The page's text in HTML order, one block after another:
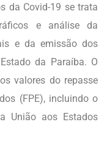
da Covid-19 se trata
e análise da
e da emissão dos
da Paraíba. O
valores do repasse
(FPE), incluindo o
União aos Estados